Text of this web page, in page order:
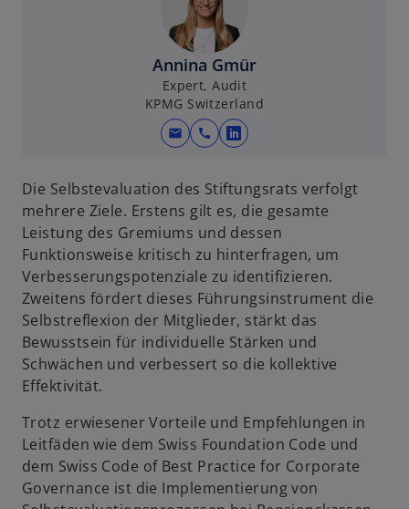
ö
f
f
n
e
t
e
n
e
r
n
u
n
R
e
g
i
s
t
k
a
r
t
Annina Gmür
Expert, Audit
KPMG Switzerland
mail call
w
r
i
n
e
i
n
e
r
u
e
n
R
Die Selbstevaluation des Stiftungsrats verfolgt
mehrere Ziele. Erstens gilt es, die gesamte
Leistung des Gremiums und dessen
Funktionsweise kritisch zu hinterfragen, um
Verbesserungspotenziale zu identifizieren.
Zweitens fördert dieses Führungsinstrument die
Selbstreflexion der Mitglieder, stärkt das
Bewusstsein für individuelle Stärken und
Schwächen und verbessert so die kollektive
Effektivität.
Trotz erwiesener Vorteile und Empfehlungen in
Leitfäden wie dem Swiss Foundation Code und
dem Swiss Code of Best Practice for Corporate
Governance ist die Implementierung von
w
ir
n
e
n